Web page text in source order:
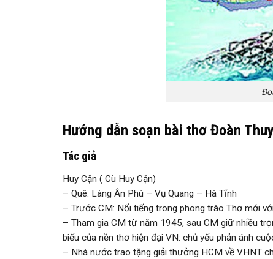
Hướng dẫn soạn bài thơ Đoàn
Tác giả
Huy Cận ( Cù Huy Cận)
– Quê: Làng Ân Phú – Vụ Quang – Hà Tĩnh
– Trước CM: Nổi tiếng trong phong trào Thơ mới
– Tham gia CM từ năm 1945, sau CM giữ nhiều
biểu của nền thơ hiện đại VN: chủ yếu phản ánh
– Nhà nước trao tặng giải thưởng HCM về VHNT